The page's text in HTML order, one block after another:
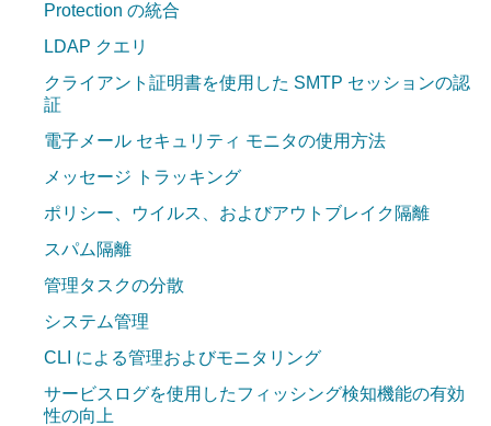
Protection の統合
LDAP クエリ
クライアント証明書を使用した SMTP セッションの認
証
電子メール セキュリティ モニタの使用方法
メッセージ トラッキング
ポリシー、ウイルス、およびアウトブレイク隔離
スパム隔離
管理タスクの分散
システム管理
CLI による管理およびモニタリング
サービスログを使用したフィッシング検知機能の有効
性の向上